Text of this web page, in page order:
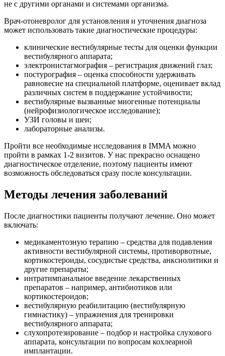
не с другими органами и системами организма.
Врач-отоневролог для установления и уточнения диагноза
может использовать такие диагностические процедуры:
клинические вестибулярные тесты для оценки функции
вестибулярного аппарата;
электронистагмография – регистрация движений глаз;
постурография – оценка способности удерживать
равновесие на специальной платформе, оценивает вклад
различных систем в поддержание устойчивости;
вестибулярные вызванные миогенные потенциалы
(нейрофизиологическое исследование);
УЗИ головы и шеи;
лабораторные анализы.
Пройти все необходимые исследования в IMMA можно
пройти в рамках 1-2 визитов. У нас прекрасно оснащено
диагностическое отделение, поэтому пациенты имеют
возможность обследоваться сразу после консультации.
Методы лечения заболеваний
После диагностики пациенты получают лечение. Оно может
включать:
медикаментозную терапию – средства для подавления
активности вестибулярной системы, противорвотные,
кортикостероиды, сосудистые средства, анксиолитики и
другие препараты;
интратимпанальное введение лекарственных
препаратов – например, антибиотиков или
кортикостероидов;
вестибулярную реабилитацию (вестибулярную
гимнастику) – упражнения для тренировки
вестибулярного аппарата;
слухопротезирование – подбор и настройка слухового
аппарата, консультации по вопросам кохлеарной
имплантации.